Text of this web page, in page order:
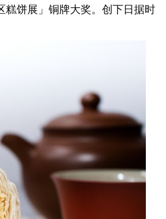
饼展」铜牌大奖。创下日据时